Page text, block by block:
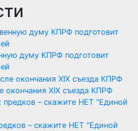
думу КПРФ подготовит
окончания XIX съезда КПРФ
– скажите НЕТ “Единой